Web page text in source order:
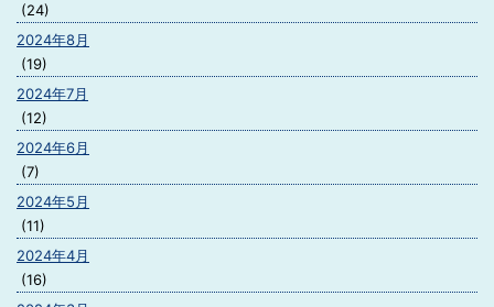
(24)
2024年8月
(19)
2024年7月
(12)
2024年6月
(7)
2024年5月
(11)
2024年4月
(16)